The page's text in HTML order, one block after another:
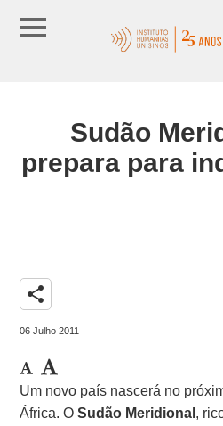
Sudão
prepara para
share
06 Julho 2011
Um novo país nascerá no
África. OSudão Meridional ,